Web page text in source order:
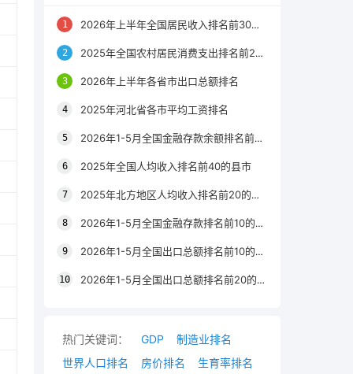
2026年上半年全国居民收入排名前30的区县
2025年全国农村居民消费支出排名前20的城市
2026年上半年各省市出口总额排名
2025年河北省各市平均工资排名
2026年1-5月全国金融存款余额排名前20的城市
2025年全国人均收入排名前40的县市
2025年北方地区人均收入排名前20的城市
2026年1-5月全国金融存款排名前10的省份
2026年1-5月全国出口总额排名前10的省市
2026年1-5月全国出口总额排名前20的城市
热门关键词： GDP
制造业排名
世界人口排名
房价排名 生育率排名